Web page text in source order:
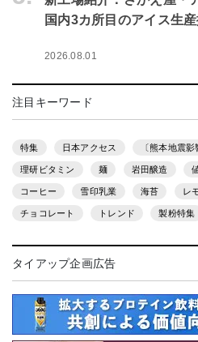
国内3カ所目のアイス生
2026.08.01
注目キーワード
特集 日本アクセス 〔熊本地震影
理研ビタミン 麺 岩田醸造
コーヒー 雪印乳業 海苔 レ
チョコレート トレンド 製粉特集
タイアップ企画広告